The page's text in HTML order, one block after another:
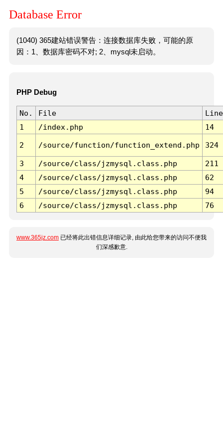
Database Error
(1040) 365建站错误警告：连接数据库失败，可能的原
因：1、数据库密码不对; 2、mysql未启动。
PHP Debug
No. File
Line
1
/index.php 14
2 /source/function/function_extend.php 324
3 /source/class/jzmysql.class.php
211
4
/source/class/jzmysql.class.php
62
5
/source/class/jzmysql.class.php
94
6
/source/class/jzmysql.class.php 76
www.365jz.com 已经将此出错信息详细记录, 由此给您带来的访问不便我
们深感歉意.